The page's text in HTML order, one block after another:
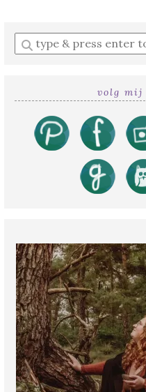
Enter
a
volg mij